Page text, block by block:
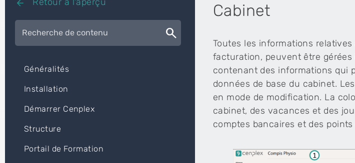
administrative ?
medical_servicesLogiciel Tarif 590
médecine
Le logiciel est
prestations de
le tarif 590 (RME) et
arrow_back
search
Généralités
Installation
Démarrer Cenplex
Structure
Portail de Formation
Cabinet
Toutes les informations
facturation, peuvent être
contenant des informations qui
données de base du cabinet.
en mode de modification. La
cabinet, des vacances et des
comptes bancaires et des points